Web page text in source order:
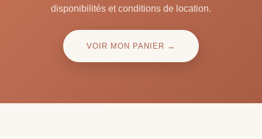
disponibilités et conditions de location.
VOIR MON PANIER →